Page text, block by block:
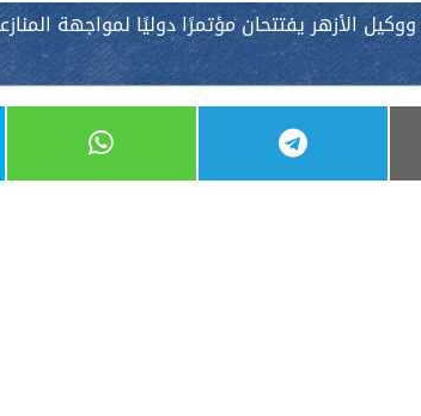
الأزهر يفتتحان مؤتمرًا دوليًا لمواجهة